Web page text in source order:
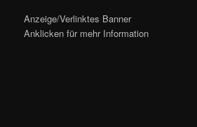
Anzeige/Verlinktes Banner
Anklicken für mehr Information